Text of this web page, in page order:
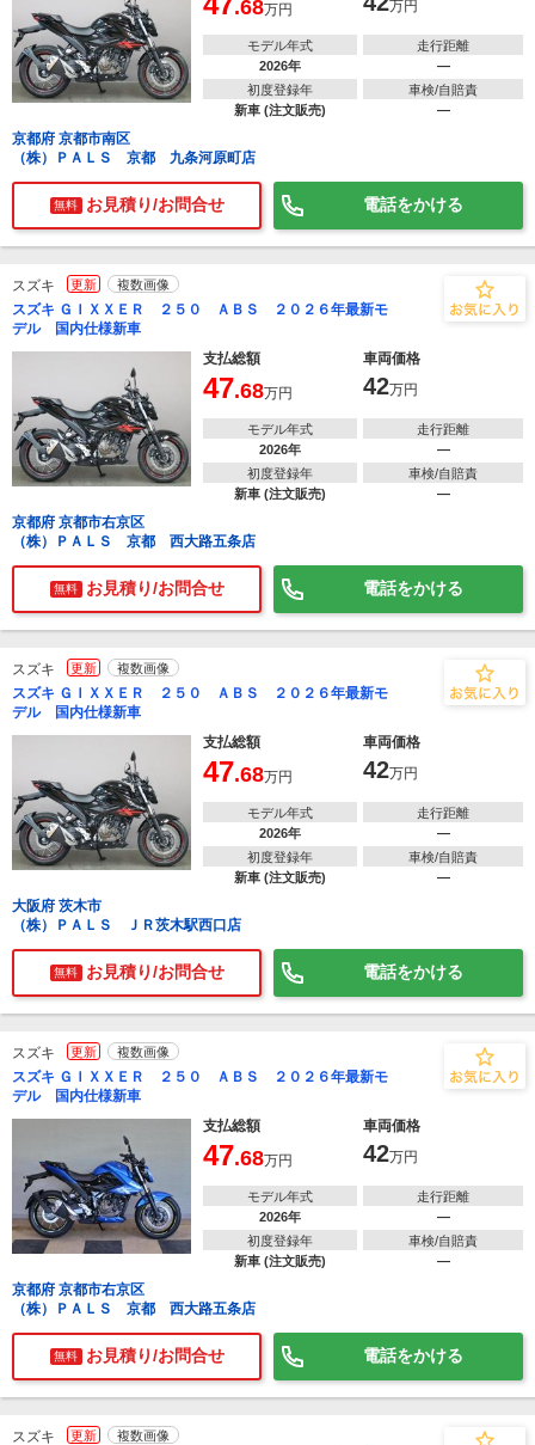
.68万円 万円
モデル年式
2026年
走行距離
―
初度登録年
新車 (注文販売)
車検/自賠責
―
京都府 京都市南区
（株）ＰＡＬＳ 京都 九条河原町店
無料 お見積り/お問合せ 電話をかける
スズキ 更新 複数画像
スズキ ＧＩＸＸＥＲ ２５０ ＡＢＳ ２０２６年最新モ
デル 国内仕様新車
支払総額
車両価格
47.68万円 42万円
モデル年式
2026年
走行距離
―
初度登録年
新車 (注文販売)
車検/自賠責
―
京都府 京都市右京区
（株）ＰＡＬＳ 京都 西大路五条店
無料 お見積り/お問合せ 電話をかける
スズキ 更新 複数画像
スズキ ＧＩＸＸＥＲ ２５０ ＡＢＳ ２０２６年最新モ
デル 国内仕様新車
支払総額
車両価格
47.68万円 42万円
モデル年式
2026年
走行距離
―
初度登録年
新車 (注文販売)
車検/自賠責
―
大阪府 茨木市
（株）ＰＡＬＳ ＪＲ茨木駅西口店
無料 お見積り/お問合せ 電話をかける
スズキ 更新 複数画像
スズキ ＧＩＸＸＥＲ ２５０ ＡＢＳ ２０２６年最新モ
デル 国内仕様新車
支払総額
車両価格
47.68万円 42万円
モデル年式
2026年
走行距離
―
初度登録年
新車 (注文販売)
車検/自賠責
―
京都府 京都市右京区
（株）ＰＡＬＳ 京都 西大路五条店
無料 お見積り/お問合せ 電話をかける
スズキ 更新 複数画像